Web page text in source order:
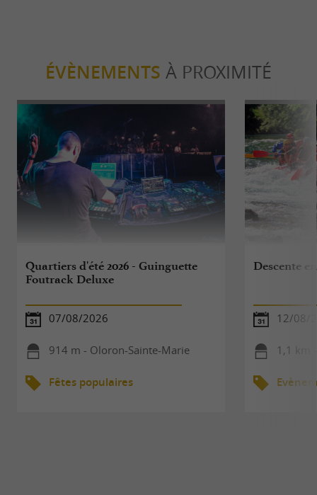
ÉVÈNEMENTS À PROXIMITÉ
Quartiers d'été 2026 - Guinguette
Foutrack Deluxe
07/08/2026
914 m - Oloron-Sainte-Marie
Fêtes populaires
Descente
12/08/
1,1 km